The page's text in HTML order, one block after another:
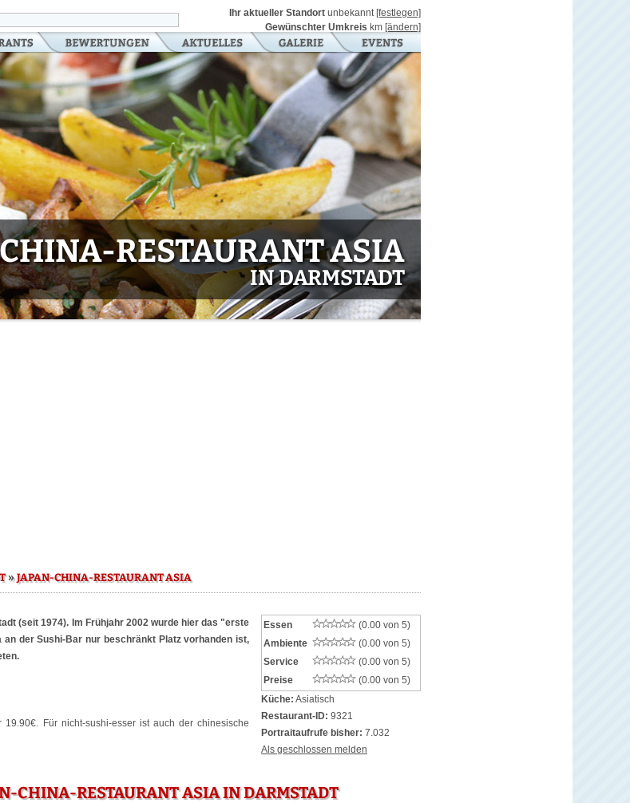
Ihr aktueller Standort unbekannt [festlegen]
Gewünschter Umkreis km [ändern]
RESTAURANT ASIA
IN DARMSTADT
»JAPAN-CHINA-RESTAURANT ASIA
(seit 1974). Im Frühjahr 2002 wurde hier das "erste
der Sushi-Bar nur beschränkt Platz vorhanden ist,
Für nicht-sushi-esser ist auch der chinesische
Essen
(0.00 von 5)
Ambiente
(0.00 von 5)
Service
(0.00 von 5)
Preise
(0.00 von 5)
Küche: Asiatisch
Restaurant-ID: 9321
Portraitaufrufe bisher: 7.032
Als geschlossen melden
CHINA-RESTAURANT ASIA IN DARMSTADT